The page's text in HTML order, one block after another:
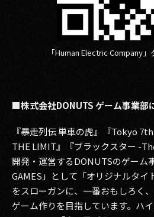
「Human Electric Company
■株式会社DONUTS ゲーム事業部
『暴走列伝 単車の虎』『Tokyo
THE LIMIT』『ブラックスター -
開発・運営するDONUTSのゲーム
GAMES」として「オリジナルタイ
をスローガンに、一番おもしろく
ゲーム作りを目指しています。ハ